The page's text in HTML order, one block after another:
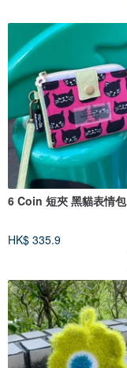
6 Coin 短夾 黑貓表情包
HK$ 335.9